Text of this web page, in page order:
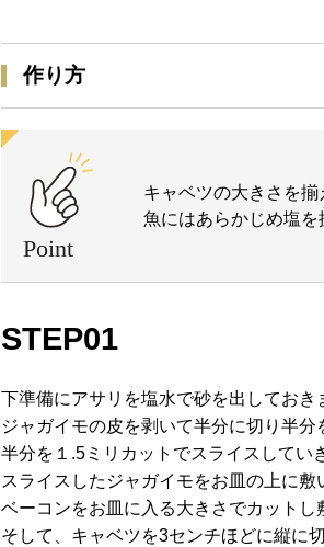
作り方
キャベツの大きさを揃
魚にはあらかじめ塩を
STEP01
下準備にアサリを塩水で砂を出しておき
ジャガイモの皮を剥いて半分に切り半分
半分を１.5ミリカットでスライスしてい
スライスしたジャガイモをお皿の上に敷
ベーコンをお皿に入る大きさでカットし
そして、キャベツを3センチほどに縦に